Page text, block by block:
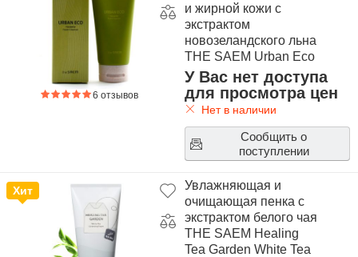
6 отзывов
и жирной кожи с
экстрактом
новозеландского льна
THE SAEM Urban Eco
Harakeke Foam
Cleanser
У Вас нет доступа
для просмотра цен
Нет в наличии
Сообщить о
поступлении
Хит
Увлажняющая и
очищающая пенка с
экстрактом белого чая
THE SAEM Healing
Tea Garden White Tea